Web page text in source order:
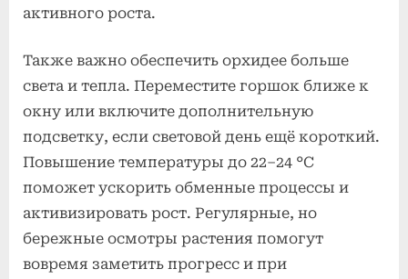
активного роста.
Также важно обеспечить орхидее больше
света и тепла. Переместите горшок ближе к
окну или включите дополнительную
подсветку, если световой день ещё короткий.
Повышение температуры до 22–24 °C
поможет ускорить обменные процессы и
активизировать рост. Регулярные, но
бережные осмотры растения помогут
вовремя заметить прогресс и при